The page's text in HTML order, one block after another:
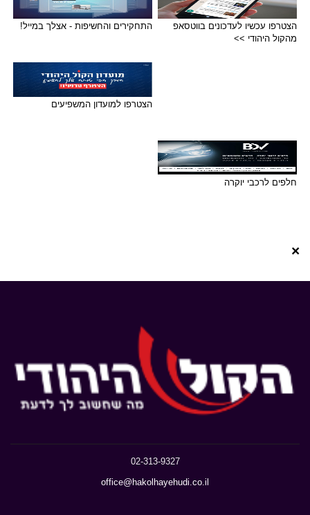
הצטרפו עכשיו לעדכונים בווטסאפ
מהקול היהודי >>
התחקירים והחשיפות - אצלך במייל!
הצטרפו למועדון המשפיעים
חלפים לרכבי יוקרה
×
02-313-9327
office@hakolhayehudi.co.il